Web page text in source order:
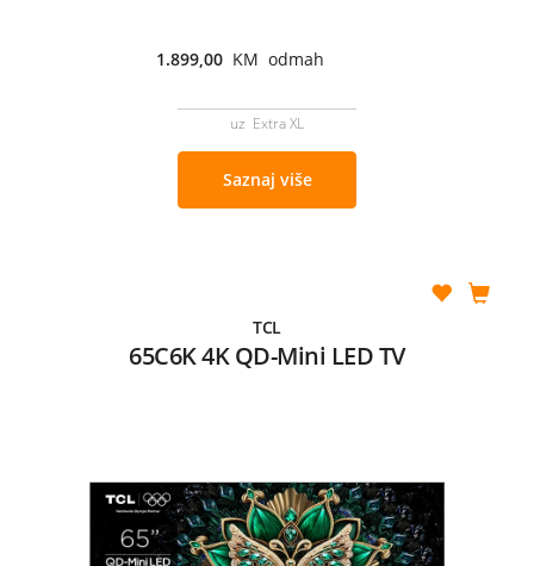
1.899,00 KM odmah
uz Extra XL
Saznaj više
TCL
65C6K 4K QD-Mini LED TV